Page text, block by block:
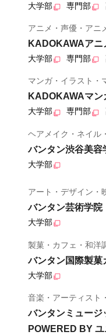
大学部 専門部
アニメ・声優・アニ
KADOKAWAアニ
大学部 専門部
マンガ・イラスト・
KADOKAWAマン
大学部 専門部
ヘアメイク・ネイル
バンタン渋谷美容
大学部
アート・デザイン・
バンタン芸術学院
大学部
製菓・カフェ・和洋
バンタン国際製菓
大学部
音楽・アーティスト
バンタンミュージ
POWERED BY